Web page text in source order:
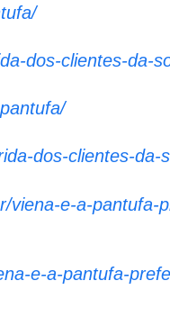
dos-clientes-da-
dos-clientes-da-
viena-e-a-pantufa-
e-a-pantufa-